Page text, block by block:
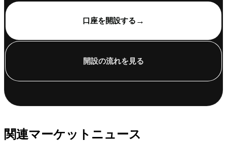
口座を開設する →
開設の流れを見る
関連マーケットニュース